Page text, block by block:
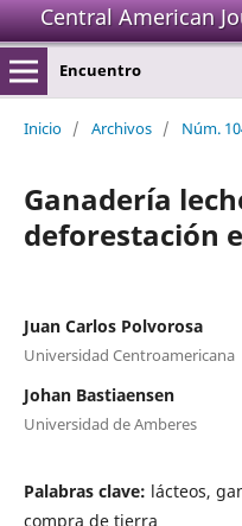
Central American
Encuentro
Inicio / Archivos / Núm.
Ganadería
deforestación
Juan Carlos Polvorosa
Universidad Centroamericana
Johan Bastiaensen
Universidad de Amberes
Palabras clave: lácteos,
compra de tierra